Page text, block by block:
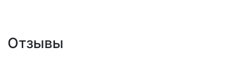
Отзывы